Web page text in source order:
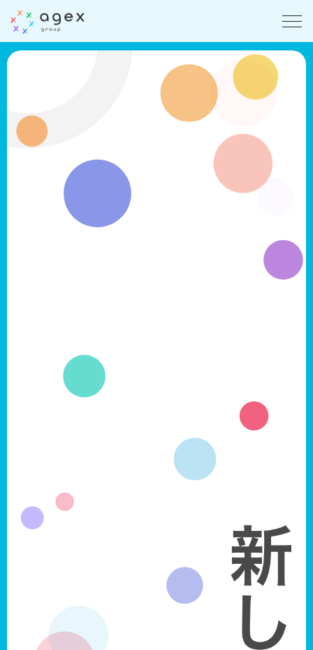
魅力あふれる